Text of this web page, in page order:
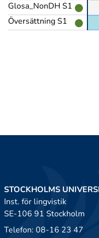
Glosa_NonDH S1
Översättning S1
STOCKHOLMS
Inst. för lingvistik
SE-106 91 Stockholm
Telefon: 08-16 23 47